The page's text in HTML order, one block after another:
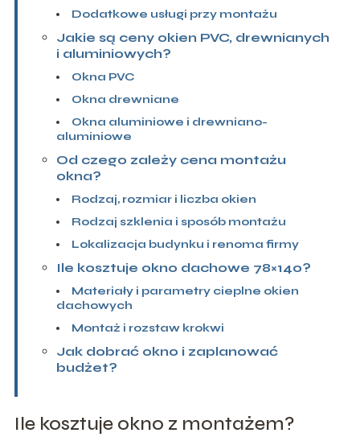
Dodatkowe usługi przy montażu
Jakie są ceny okien PVC, drewnianych
i aluminiowych?
Okna PVC
Okna drewniane
Okna aluminiowe i drewniano-
aluminiowe
Od czego zależy cena montażu
okna?
Rodzaj, rozmiar i liczba okien
Rodzaj szklenia i sposób montażu
Lokalizacja budynku i renoma firmy
Ile kosztuje okno dachowe 78×140?
Materiały i parametry cieplne okien
dachowych
Montaż i rozstaw krokwi
Jak dobrać okno i zaplanować
budżet?
Ile kosztuje okno z montażem?